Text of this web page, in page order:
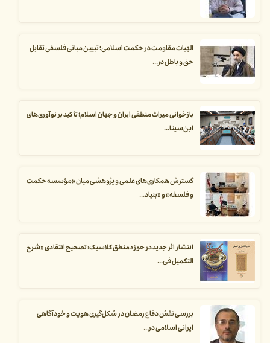
الهیات مقاومت در حکمت اسلامی؛ تبیین مبانی فلسفی تقابل
حق و باطل در...
بازخوانی میراث منطقی ایران و جهان اسلام؛ تأکید بر نوآوری‌های
ابن‌سینا...
گسترش همکاری‌های علمی و پژوهشی میان «مؤسسه حکمت
و فلسفه» و «بنیاد...
انتشار اثر جدید در حوزه منطق کلاسیک: تصحیح انتقادی «شرح
التکمیل فی...
بررسی نقش دفاع رمضان در شکل‌گیری هویت و خودآگاهی
ایرانی اسلامی در...